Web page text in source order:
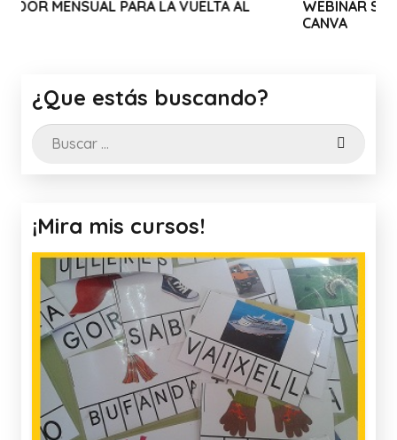
VUELTA AL
WEBINAR SOLIDARIO: USO Y
¿Que estás buscando?
Buscar:
¡Mira mis cursos!